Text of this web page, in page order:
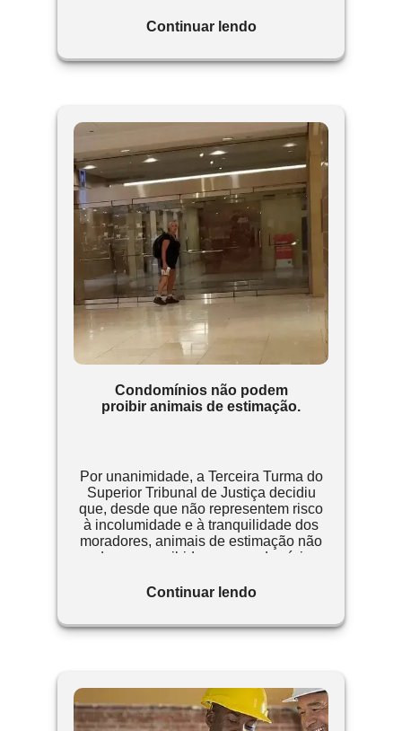
com o valor de cada propriedade, na
Continuar lendo
Condomínios não podem
proibir animais de estimação.
Por unanimidade, a Terceira Turma do
Superior Tribunal de Justiça decidiu
que, desde que não representem risco
à incolumidade e à tranquilidade dos
moradores, animais de estimação não
podem ser proibidos em condomínios.
Continuar lendo